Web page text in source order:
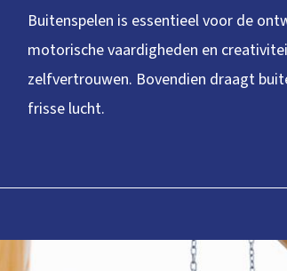
Buitenspelen is essentieel voor de
motorische vaardigheden en
zelfvertrouwen. Bovendien draagt
frisse lucht.